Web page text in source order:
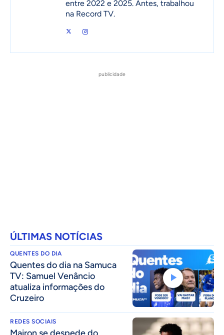
entre 2022 e 2025. Antes, trabalhou
na Record TV.
publicidade
ÚLTIMAS NOTÍCIAS
QUENTES DO DIA
Quentes do dia na Samuca
TV: Samuel Venâncio
atualiza informações do
Cruzeiro
REDES SOCIAIS